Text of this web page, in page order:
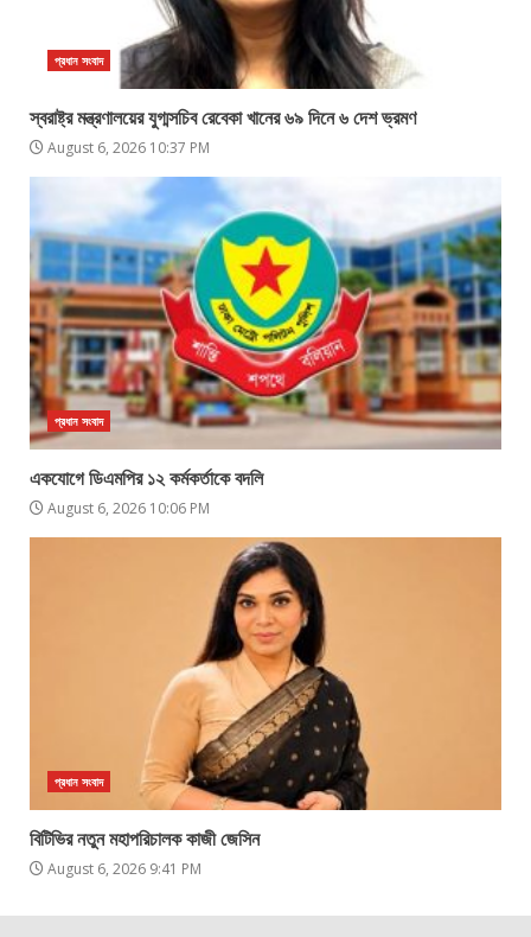
প্রধান সংবাদ
স্বরাষ্ট্র মন্ত্রণালয়ের যুগ্মসচিব রেবেকা খানের ৬৯ দিনে ৬ দেশ ভ্রমণ
August 6, 2026 10:37 PM
প্রধান সংবাদ
একযোগে ডিএমপির ১২ কর্মকর্তাকে বদলি
August 6, 2026 10:06 PM
প্রধান সংবাদ
বিটিভির নতুন মহাপরিচালক কাজী জেসিন
August 6, 2026 9:41 PM